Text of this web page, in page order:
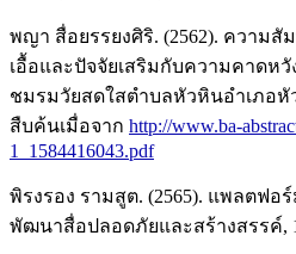
พญา สื่อยรรยงศิริ. (2562). ความสั
เอื้อและปัจจัยเสริมกับความคาดห
ชมรมวัยสดใสตำบลหัวหินอำเภอ
สืบค้นเมื่อจาก http://www.ba-
1_1584416043.pdf
พิรงรอง รามสูต. (2565). แพลตฟอ
พัฒนาสื่อปลอดภัยและสร้างสรรค์,